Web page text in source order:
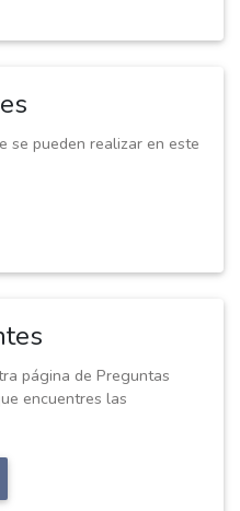
se pueden realizar en este
página de Preguntas
encuentres las